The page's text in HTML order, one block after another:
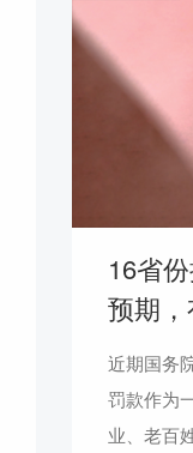
16省
预期，
近期国务
罚款作为
业、老百